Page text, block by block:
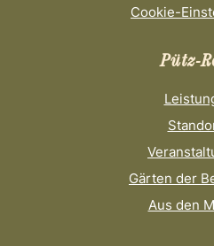
Cookie-
Pütz-
Gärten der
Aus den